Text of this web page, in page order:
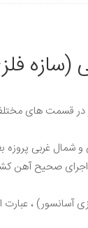
غربی پروزه
صحیح آهن کشی و
آسانسور) ، عبارت